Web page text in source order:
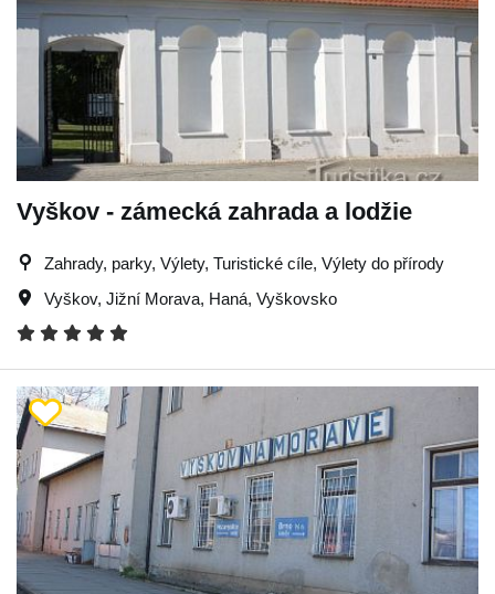
Vyškov - zámecká zahrada a lodžie
Zahrady, parky, Výlety, Turistické cíle, Výlety do přírody
Vyškov, Jižní Morava, Haná, Vyškovsko